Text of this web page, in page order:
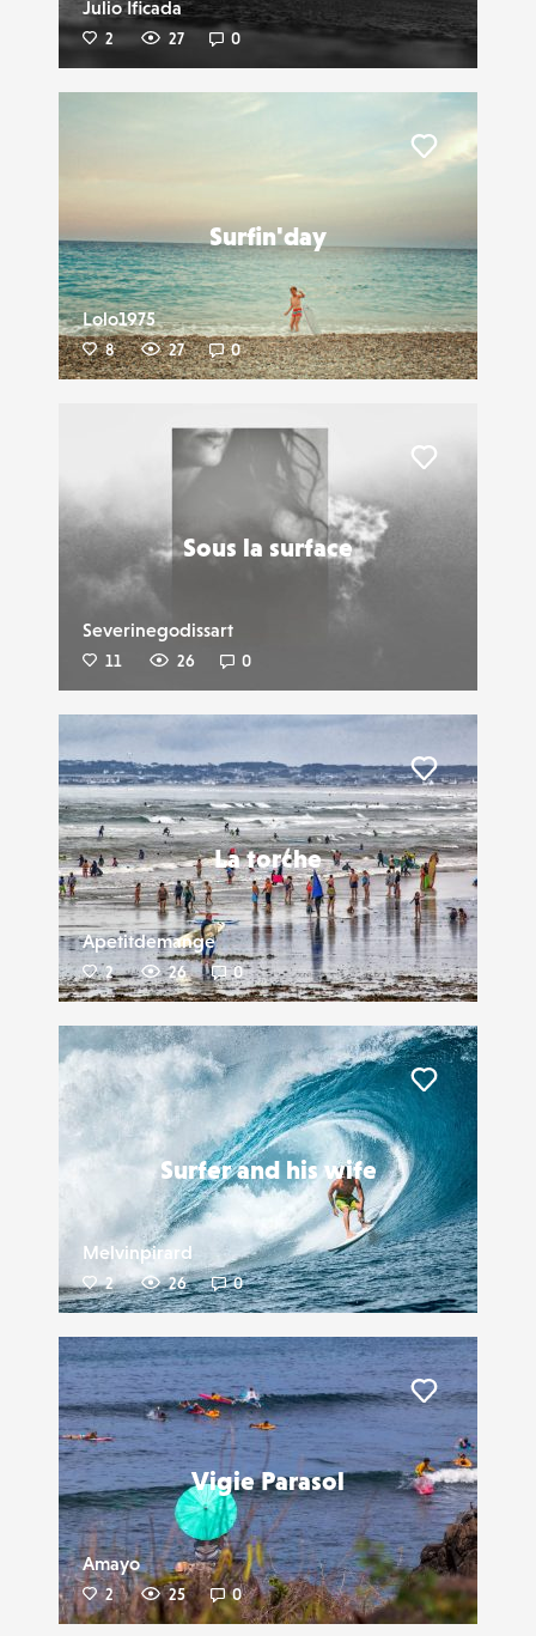
Julio Ificada
2 27 0
Surfin'day
Lolo1975
8 27 0
Liker
Sous la surface
Severinegodissart
11 26 0
La torche
Apetitdemange
2 26 0
Liker
Surfer and his wife
Melvinpirard
2 26 0
Liker
Vigie Parasol
Amayo
2 25 0
Liker